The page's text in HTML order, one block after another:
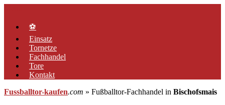
springen⚽
Einsatz
Tornetze
Fachhandel
Tore
Kontakt
Fussballtor-kaufen.com » Fußballtor-Fachhandel in Bischofsmais